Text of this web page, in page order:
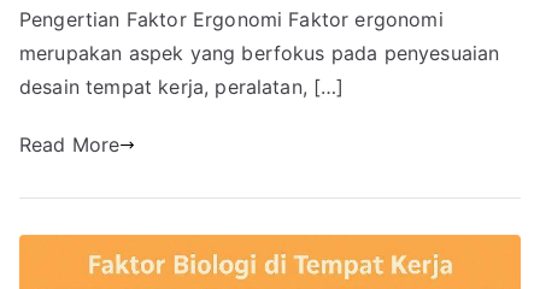
Pengertian Faktor Ergonomi Faktor ergonomi
merupakan aspek yang berfokus pada penyesuaian
desain tempat kerja, peralatan, […]
Read More